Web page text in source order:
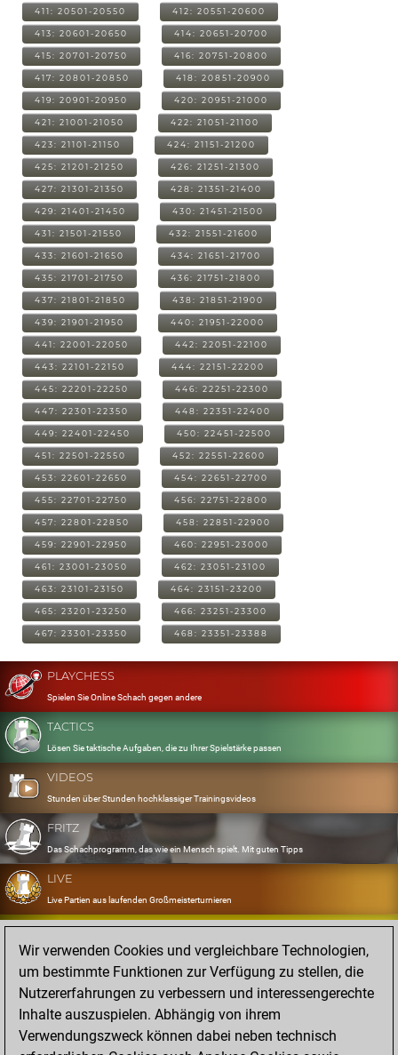
411: 20501-20550 412: 20551-20600
413: 20601-20650 414: 20651-20700
415: 20701-20750 416: 20751-20800
417: 20801-20850 418: 20851-20900
419: 20901-20950 420: 20951-21000
421: 21001-21050 422: 21051-21100
423: 21101-21150 424: 21151-21200
425: 21201-21250 426: 21251-21300
427: 21301-21350 428: 21351-21400
429: 21401-21450 430: 21451-21500
431: 21501-21550 432: 21551-21600
433: 21601-21650 434: 21651-21700
435: 21701-21750 436: 21751-21800
437: 21801-21850 438: 21851-21900
439: 21901-21950 440: 21951-22000
441: 22001-22050 442: 22051-22100
443: 22101-22150 444: 22151-22200
445: 22201-22250 446: 22251-22300
447: 22301-22350 448: 22351-22400
449: 22401-22450 450: 22451-22500
451: 22501-22550 452: 22551-22600
453: 22601-22650 454: 22651-22700
455: 22701-22750 456: 22751-22800
457: 22801-22850 458: 22851-22900
459: 22901-22950 460: 22951-23000
461: 23001-23050 462: 23051-23100
463: 23101-23150 464: 23151-23200
465: 23201-23250 466: 23251-23300
467: 23301-23350 468: 23351-23388
PLAYCHESS
Spielen Sie Online Schach gegen andere
TACTICS
Lösen Sie taktische Aufgaben, die zu Ihrer Spielstärke passen
VIDEOS
Stunden über Stunden hochklassiger Trainingsvideos
FRITZ
Das Schachprogramm, das wie ein Mensch spielt. Mit guten Tipps
LIVE
Live Partien aus laufenden Großmeisterturnieren
OPENINGS
Erfassen und Üben Sie Ihr Eröffnungsrepertoire
DATABASE
Acht Millionen starke Partien
MYGAMES
Speichern und analysieren Sie eigene Partien in der Cloud
Wir verwenden Cookies und vergleichbare Technologien,
um bestimmte Funktionen zur Verfügung zu stellen, die
Nutzererfahrungen zu verbessern und interessengerechte
Inhalte auszuspielen. Abhängig von ihrem
Verwendungszweck können dabei neben technisch